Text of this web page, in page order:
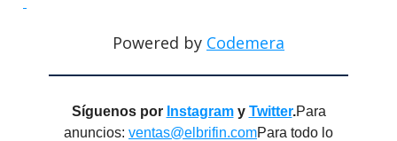
Powered by Codemera
Síguenos por Instagramy Twitter.Para
anuncios: ventas@elbrifin.comPara todo lo